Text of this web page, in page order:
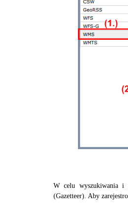
W celu wyszukiwania i
(Gazetteer). Aby